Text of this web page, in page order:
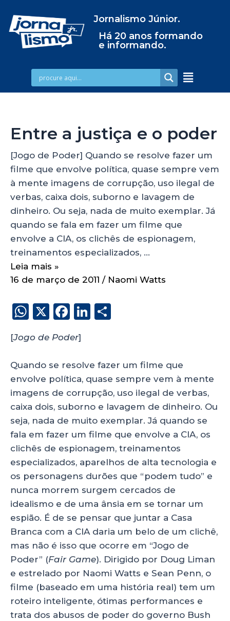
Jornalismo Júnior.
Há 20 anos formando
e informando.
Entre a justiça e o poder
[Jogo de Poder] Quando se resolve fazer um
filme que envolve política, quase sempre vem
à mente imagens de corrupção, uso ilegal de
verbas, caixa dois, suborno e lavagem de
dinheiro. Ou seja, nada de muito exemplar. Já
quando se fala em fazer um filme que
envolve a CIA, os clichês de espionagem,
treinamentos especializados, …
Leia mais »
16 de março de 2011 / Naomi Watts
W
a
ts
A
p
p
X
F
c
e
b
o
o
k
Li
e
dI
n
re
[Jogo de Poder]
Quando se resolve fazer um filme que
envolve política, quase sempre vem à mente
imagens de corrupção, uso ilegal de verbas,
caixa dois, suborno e lavagem de dinheiro. Ou
seja, nada de muito exemplar. Já quando se
fala em fazer um filme que envolve a CIA, os
clichês de espionagem, treinamentos
especializados, aparelhos de alta tecnologia e
os personagens durões que “podem tudo” e
nunca morrem surgem cercados de
idealismo e de uma ânsia em se tornar um
espião. É de se pensar que juntar a Casa
Branca com a CIA daria um belo de um clichê,
mas não é isso que ocorre em “Jogo de
Poder” (Fair Game). Dirigido por Doug Liman
e estrelado por Naomi Watts e Sean Penn, o
filme (baseado em uma história real) tem um
roteiro inteligente, ótimas performances e
trata dos abusos de poder do governo Bush